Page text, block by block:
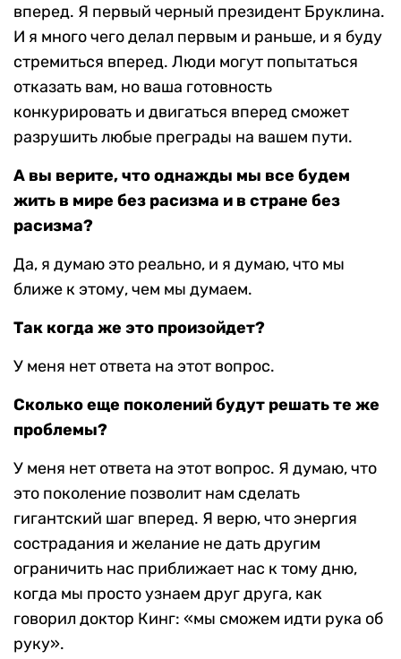
вперед. Я первый черный президент Бруклина.
И я много чего делал первым и раньше, и я буду
стремиться вперед. Люди могут попытаться
отказать вам, но ваша готовность
конкурировать и двигаться вперед сможет
разрушить любые преграды на вашем пути.
А вы верите, что однажды мы все будем
жить в мире без расизма и в стране без
расизма?
Да, я думаю это реально, и я думаю, что мы
ближе к этому, чем мы думаем.
Так когда же это произойдет?
У меня нет ответа на этот вопрос.
Сколько еще поколений будут решать те же
проблемы?
У меня нет ответа на этот вопрос. Я думаю, что
это поколение позволит нам сделать
гигантский шаг вперед. Я верю, что энергия
сострадания и желание не дать другим
ограничить нас приближает нас к тому дню,
когда мы просто узнаем друг друга, как
говорил доктор Кинг: «мы сможем идти рука об
руку».